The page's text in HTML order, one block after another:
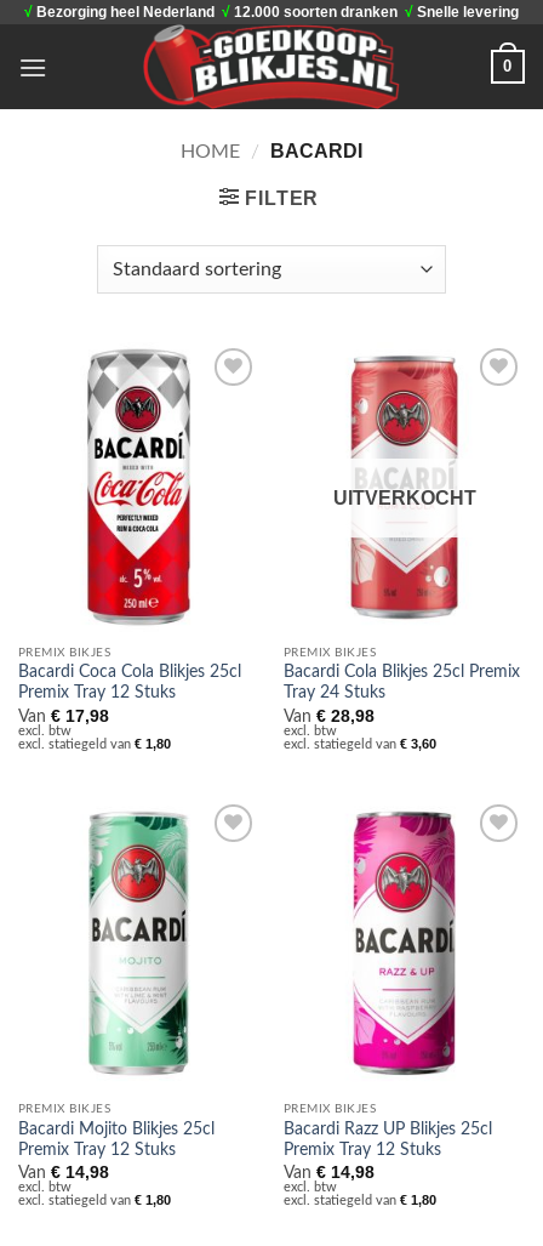
inhoud
√ Bezorging heel Nederland √ 12.000 soorten dranken √ Snelle levering
0
HOME / BACARDI
FILTER
Toevoegen
verlanglijst
PREMIX BIKJES
Bacardi Coca Cola Blikjes 25cl
Premix Tray 12 Stuks
Van €17,98
excl. btw
excl. statiegeld van €1,80
verlanglijst
UITVERKOCHT
PREMIX BIKJES
Bacardi Cola Blikjes 25cl Premix
Tray 24 Stuks
Van €28,98
excl. btw
excl. statiegeld van €3,60
Toevoegen
verlanglijst
PREMIX BIKJES
Bacardi Mojito Blikjes 25cl
Premix Tray 12 Stuks
Van €14,98
excl. btw
excl. statiegeld van €1,80
Toevoegen
verlanglijst
PREMIX BIKJES
Bacardi Razz UP Blikjes 25cl
Premix Tray 12 Stuks
Van €14,98
excl. btw
excl. statiegeld van €1,80